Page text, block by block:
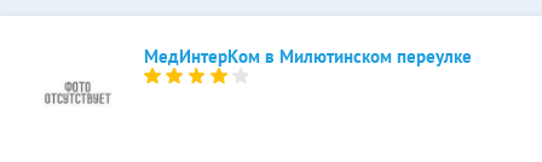
МедИнтерКом в Милютинском переулке